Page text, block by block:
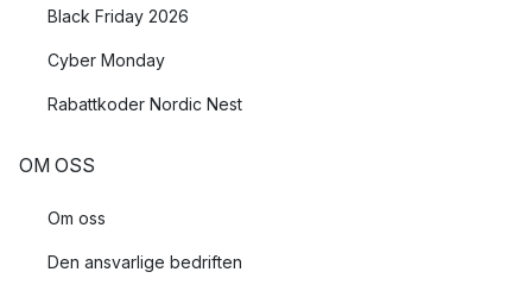
Black Friday 2026
Cyber Monday
Rabattkoder Nordic Nest
OM OSS
Om oss
Den ansvarlige bedriften